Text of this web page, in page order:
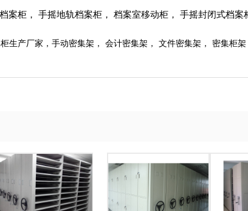
柜， 手摇地轨档案柜， 档案室移动柜， 手摇封闭式档案
生产厂家，手动密集架， 会计密集架， 文件密集架， 密集柜